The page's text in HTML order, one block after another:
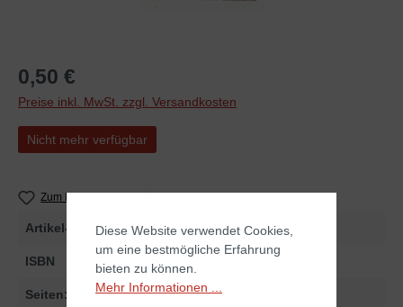
0,50 €
Preise inkl. MwSt. zzgl. Versandkosten
Nicht mehr verfügbar
Zum Merkzettel hinzufügen
Artikel-Nr. 255469
ISBN 978-3-89397-469-6
Seiten: 64
Diese Website verwendet Cookies,
um eine bestmögliche Erfahrung
bieten zu können.
Mehr Informationen ...